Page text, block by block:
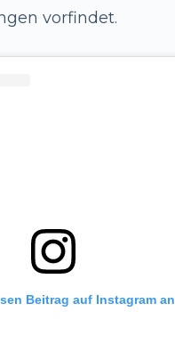
vorfindet.
Beitrag auf Instagram an